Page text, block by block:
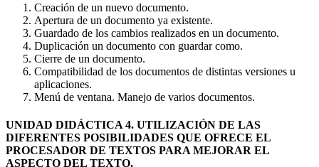
Creación de un nuevo documento.
Apertura de un documento ya existente.
Guardado de los cambios realizados en un documento.
Duplicación un documento con guardar como.
Cierre de un documento.
Compatibilidad de los documentos de distintas versiones u
aplicaciones.
Menú de ventana. Manejo de varios documentos.
UNIDAD DIDÁCTICA 4. UTILIZACIÓN DE LAS
DIFERENTES POSIBILIDADES QUE OFRECE EL
PROCESADOR DE TEXTOS PARA MEJORAR EL
ASPECTO DEL TEXTO.